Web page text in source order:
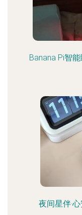
Banana Pi智
夜间星伴·